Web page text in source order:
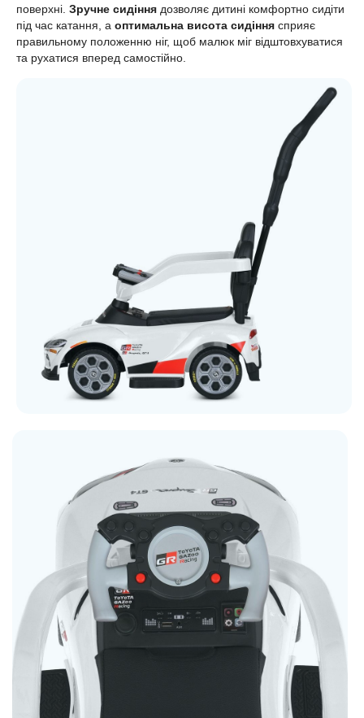
поверхні. Зручне сидіння дозволяє дитині комфортно сидіти
під час катання, а оптимальна висота сидіння сприяє
правильному положенню ніг, щоб малюк міг відштовхуватися
та рухатися вперед самостійно.